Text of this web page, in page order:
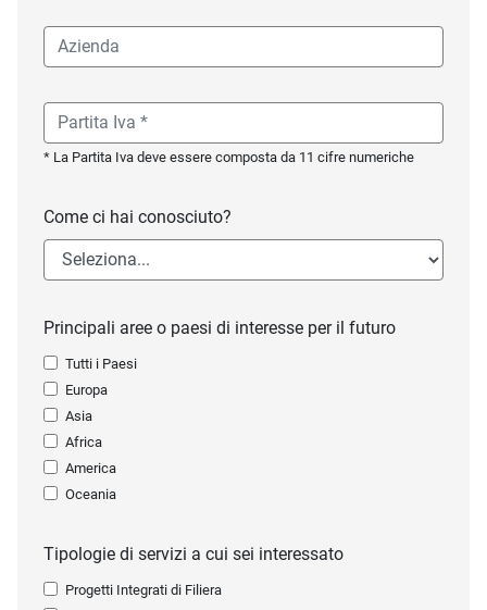
* La Partita Iva deve essere composta da 11 cifre numeriche
Come ci hai conosciuto?
Principali aree o paesi di interesse per il futuro
Tutti i Paesi
Europa
Asia
Africa
America
Oceania
Tipologie di servizi a cui sei interessato
Progetti Integrati di Filiera